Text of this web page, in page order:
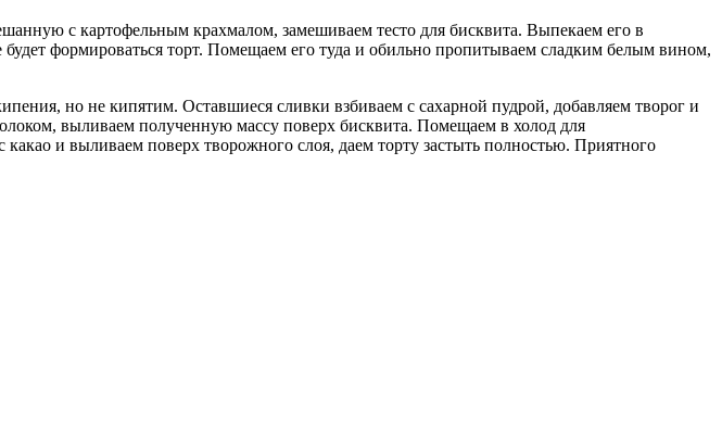
с картофельным крахмалом, замешиваем тесто для бисквита. Выпекаем его в
формироваться торт. Помещаем его туда и обильно пропитываем сладким белым вином,
но не кипятим. Оставшиеся сливки взбиваем с сахарной пудрой, добавляем творог и
выливаем полученную массу поверх бисквита. Помещаем в холод для
и выливаем поверх творожного слоя, даем торту застыть полностью. Приятного